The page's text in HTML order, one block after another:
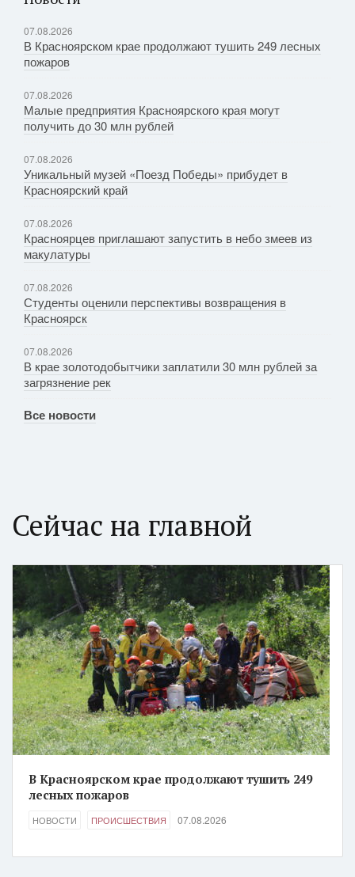
07.08.2026
В Красноярском крае продолжают тушить 249 лесных
пожаров
07.08.2026
Малые предприятия Красноярского края могут
получить до 30 млн рублей
07.08.2026
Уникальный музей «Поезд Победы» прибудет в
Красноярский край
07.08.2026
Красноярцев приглашают запустить в небо змеев из
макулатуры
07.08.2026
Студенты оценили перспективы возвращения в
Красноярск
07.08.2026
В крае золотодобытчики заплатили 30 млн рублей за
загрязнение рек
Все новости
Сейчас на главной
В Красноярском крае продолжают тушить 249
лесных пожаров
НОВОСТИ ПРОИСШЕСТВИЯ 07.08.2026